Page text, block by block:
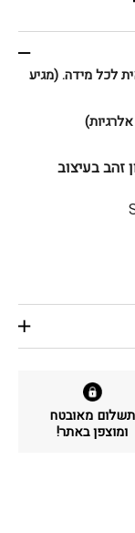
לכל מידה. (מגיע
זהב בעיצוב
תשלום מאובטח
ומוצפן באתר!